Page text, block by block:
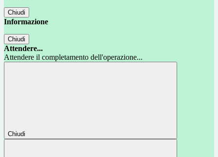
Chiudi
Informazione
Chiudi
Attendere...
Attendere il completamento dell'operazione...
Chiudi